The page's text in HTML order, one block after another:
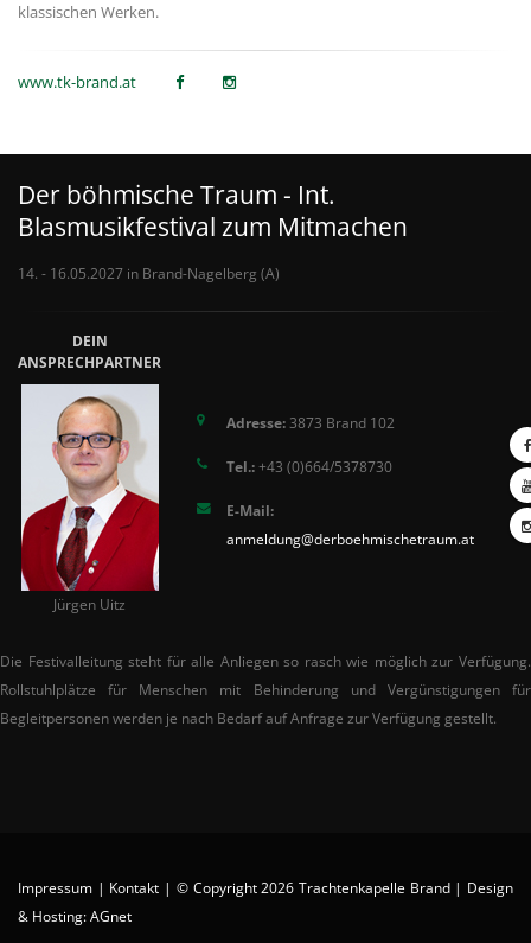
klassischen Werken.
www.tk-brand.at
Der böhmische Traum - Int.
Blasmusikfestival zum Mitmachen
14. - 16.05.2027 in Brand-Nagelberg (A)
DEIN
ANSPRECHPARTNER
Jürgen Uitz
Adresse: 3873 Brand 102
Tel.:+43 (0)664/5378730
E-Mail:
anmeldung@derboehmischetraum.at
Die Festivalleitung steht für alle Anliegen so rasch wie möglich zur Verfügung.
Rollstuhlplätze für Menschen mit Behinderung und Vergünstigungen für
Begleitpersonen werden je nach Bedarf auf Anfrage zur Verfügung gestellt.
Impressum | Kontakt | © Copyright 2026 Trachtenkapelle Brand| Design
& Hosting:AGnet